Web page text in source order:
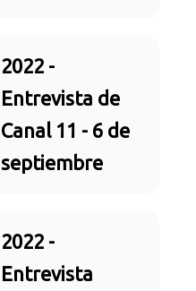
2022 -
Entrevista de
Canal 11 - 6 de
septiembre
2022 -
Entrevista